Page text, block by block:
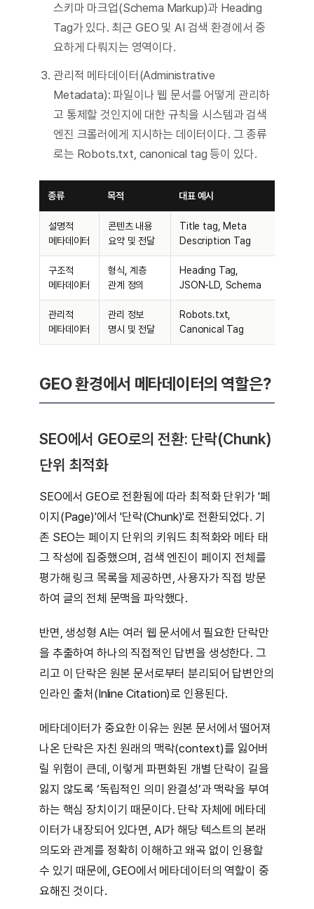
스키마 마크업(Schema Markup)과 Heading
Tag가 있다. 최근 GEO 및 AI 검색 환경에서 중
요하게 다뤄지는 영역이다.
관리적 메타데이터(Administrative
Metadata): 파일이나 웹 문서를 어떻게 관리하
고 통제할 것인지에 대한 규칙을 시스템과 검색
엔진 크롤러에게 지시하는 데이터이다. 그 종류
로는 Robots.txt, canonical tag 등이 있다.
종류 목적 대표 예시
설명적
메타데이터
콘텐츠 내용
요약 및 전달
Title tag, Meta
Description Tag
구조적
메타데이터
형식, 계층
관계 정의
Heading Tag,
JSON-LD, Schema
관리적
메타데이터
관리 정보
명시 및 전달
Robots.txt,
Canonical Tag
GEO 환경에서 메타데이터의 역할은?
SEO에서 GEO로의 전환: 단락(Chunk)
단위 최적화
SEO에서 GEO로 전환됨에 따라 최적화 단위가 '페
이지(Page)'에서 '단락(Chunk)'로 전환되었다. 기
존 SEO는 페이지 단위의 키워드 최적화와 메타 태
그 작성에 집중했으며, 검색 엔진이 페이지 전체를
평가해 링크 목록을 제공하면, 사용자가 직접 방문
하여 글의 전체 문맥을 파악했다.
반면, 생성형 AI는 여러 웹 문서에서 필요한 단락만
을 추출하여 하나의 직접적인 답변을 생성한다. 그
리고 이 단락은 원본 문서로부터 분리되어 답변안의
인라인 출처(Inline Citation)로 인용된다.
메타데이터가 중요한 이유는 원본 문서에서 떨어져
나온 단락은 자친 원래의 맥락(context)를 잃어버
릴 위험이 큰데, 이렇게 파편화된 개별 단락이 길을
잃지 않도록 ‘독립적인 의미 완결성’과 맥락을 부여
하는 핵심 장치이기 때문이다. 단락 자체에 메타데
이터가 내장되어 있다면, AI가 해당 텍스트의 본래
의도와 관계를 정확히 이해하고 왜곡 없이 인용할
수 있기 때문에, GEO에서 메타데이터의 역할이 중
요해진 것이다.